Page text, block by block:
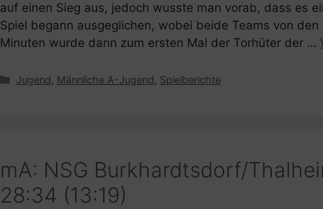
auf einen Sieg aus, jedoch wusste man vorab, dass es
Spiel begann ausgeglichen, wobei beide Teams von
Minuten wurde dann zum ersten Mal der Torhüter der …
Kategorien
Jugend Männliche A-Jugend Spielberichte
mA: NSG Burkhardtsdorf/
28:34 (13:19)